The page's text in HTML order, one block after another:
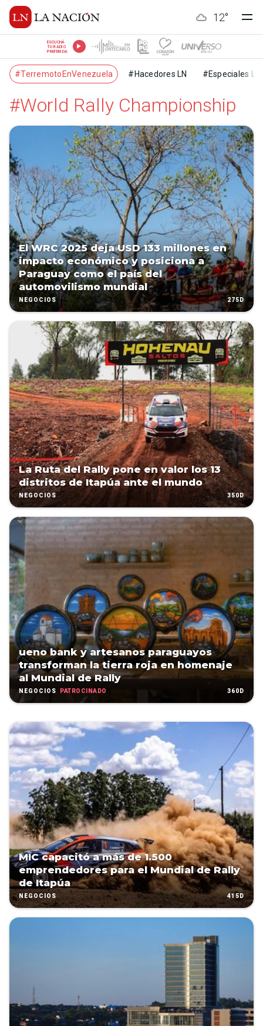
12°
ESCUCHÁ
TU RADIO
PREFERIDA
#TerremotoEnVenezuela #Hacedores LN #Especiales LN
#World Rally Championship
El WRC 2025 deja USD 133 millones en
impacto económico y posiciona a
Paraguay como el país del
automovilismo mundial
NEGOCIOS 275D
La Ruta del Rally pone en valor los 13
distritos de Itapúa ante el mundo
NEGOCIOS 350D
ueno bank y artesanos paraguayos
transforman la tierra roja en homenaje
al Mundial de Rally
NEGOCIOS PATROCINADO 360D
MIC capacitó a más de 1.500
emprendedores para el Mundial de Rally
de Itapúa
NEGOCIOS 415D